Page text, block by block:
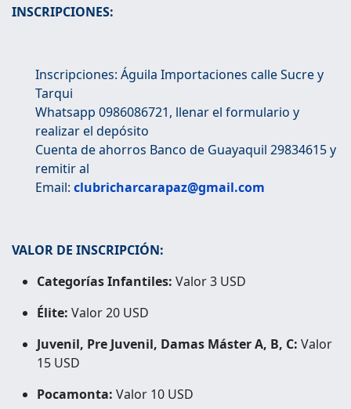
INSCRIPCIONES:
Inscripciones: Águila Importaciones calle Sucre y
Tarqui
Whatsapp 0986086721, llenar el formulario y
realizar el depósito
Cuenta de ahorros Banco de Guayaquil 29834615 y
remitir al
Email: clubricharcarapaz@gmail.com
VALOR DE INSCRIPCIÓN:
Categorías Infantiles: Valor 3 USD
Élite: Valor 20 USD
Juvenil, Pre Juvenil, Damas Máster A, B, C: Valor
15 USD
Pocamonta: Valor 10 USD